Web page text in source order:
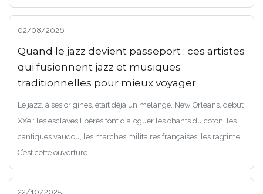
02/08/2026
Quand le jazz devient passeport : ces artistes
qui fusionnent jazz et musiques
traditionnelles pour mieux voyager
Le jazz, à ses origines, était déjà un mélange. New Orleans, début
XXe : les esclaves libérés font dialoguer les chants du coton, les
cantiques vaudou, les marches militaires françaises, les ragtime.
C’est cette ouverture...
22/10/2025